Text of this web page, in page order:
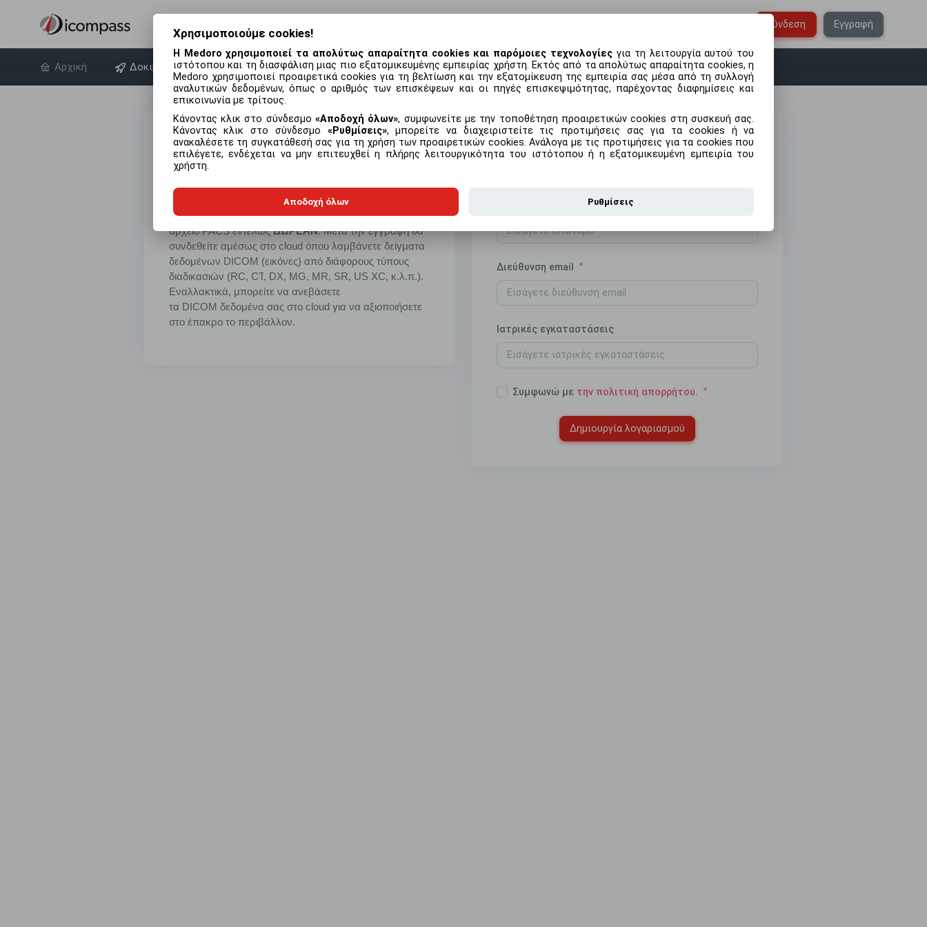
Σύνδεση Εγγραφή
Αρχική Δοκιμάστε δωρεάν Σχετικά με το προϊόν Συχνές ερωτήσεις
Δημιουργήστε έναν δοκιμαστικό
λογαριασμό δωρεάν
Σας προσφέρουμε την ευκαιρία να δοκιμάσετε να
εργαστείτε με το πρόγραμμα
περιήγησηςweb cloud DICOMκαι το
αρχείοPACSεντελώς ΔΩΡΕΑΝ. Μετά την εγγραφή θα
συνδεθείτε αμέσως στο cloud όπου λαμβάνετε δείγματα
δεδομένων DICOM (εικόνες) από διάφορους τύπους
διαδικασιών (RC, CT, DX, MG, MR, SR, US XC, κ.λ.π.).
Εναλλακτικά, μπορείτε να ανεβάσετε
τα DICOM δεδομένα σας στο cloud για να αξιοποιήσετε
στο έπακρο το περιβάλλον.
Όνομα
Διεύθυνση email
Ιατρικές εγκαταστάσεις
Συμφωνώ με την πολιτική απορρήτου.
Δημιουργία λογαριασμού
Χρησιμοποιούμε cookies!
Η Medoro χρησιμοποιεί τα απολύτως απαραίτητα cookies και παρόμοιες τεχνολογίες για τη λειτουργία αυτού του
ιστότοπου και τη διασφάλιση μιας πιο εξατομικευμένης εμπειρίας χρήστη. Εκτός από τα απολύτως απαραίτητα cookies, η
Medoro χρησιμοποιεί προαιρετικά cookies για τη βελτίωση και την εξατομίκευση της εμπειρία σας μέσα από τη συλλογή
αναλυτικών δεδομένων, όπως ο αριθμός των επισκέψεων και οι πηγές επισκεψιμότητας, παρέχοντας διαφημίσεις και
επικοινωνία με τρίτους.
Κάνοντας κλικ στο σύνδεσμο Αποδοχή όλων , συμφωνείτε με την τοποθέτηση προαιρετικών cookies στη συσκευή σας.
Κάνοντας κλικ στο σύνδεσμο
Ρυθμίσεις , μπορείτε να διαχειριστείτε τις προτιμήσεις σας για τα cookies ή να
ανακαλέσετε τη συγκατάθεσή σας για τη χρήση των προαιρετικών cookies. Ανάλογα με τις προτιμήσεις για τα cookies που
επιλέγετε, ενδέχεται να μην επιτευχθεί η πλήρης λειτουργικότητα του ιστότοπου ή η εξατομικευμένη εμπειρία του
χρήστη.
Αποδοχή όλων Ρυθμίσεις